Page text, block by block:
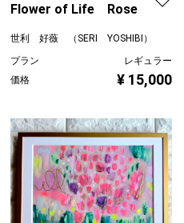
Flower of Life Rose
世利 好薇 （SERI YOSHIBI）
プラン
レギュラー
価格
¥ 15,000